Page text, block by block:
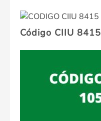
Código CIIU 8415